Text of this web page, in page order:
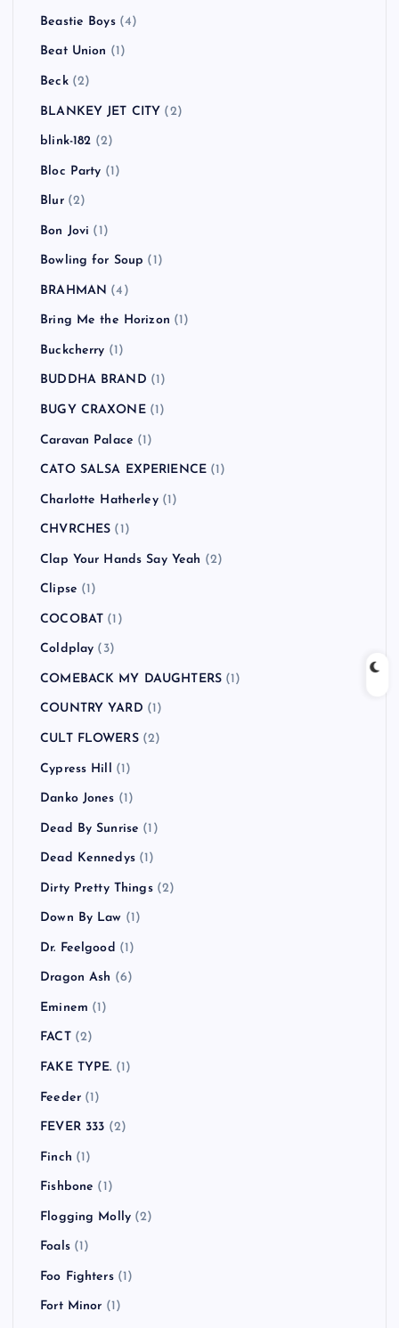
Beastie Boys(4)
Beat Union (1)
Beck(2)
BLANKEY JET CITY (2)
blink-182 (2)
Bloc Party (1)
Blur(2)
Bon Jovi (1)
Bowling for Soup (1)
BRAHMAN (4)
Bring Me the Horizon (1)
Buckcherry (1)
BUDDHA BRAND (1)
BUGY CRAXONE(1)
Caravan Palace (1)
CATO SALSA EXPERIENCE (1)
Charlotte Hatherley(1)
CHVRCHES (1)
Clap Your Hands Say Yeah (2)
Clipse (1)
COCOBAT (1)
Coldplay (3)
COMEBACK MY DAUGHTERS (1)
COUNTRY YARD (1)
CULT FLOWERS(2)
Cypress Hill (1)
Danko Jones (1)
Dead By Sunrise (1)
Dead Kennedys(1)
Dirty Pretty Things(2)
Down By Law (1)
Dr. Feelgood (1)
Dragon Ash (6)
Eminem (1)
FACT(2)
FAKE TYPE. (1)
Feeder(1)
FEVER 333 (2)
Finch (1)
Fishbone (1)
Flogging Molly (2)
Foals(1)
Foo Fighters(1)
Fort Minor (1)